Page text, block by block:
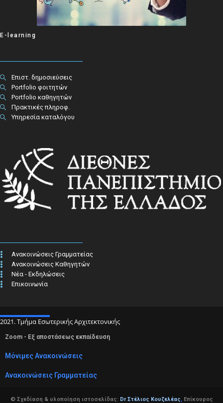
E-learning
Επιστ. δημοσιεύσεις
Portfolio φοιτητών
Portfolio καθηγητών
Πρακτικές πληροφ.​
Υπηρεσία καταλόγου
Ανακοινώσεις Γραμματείας
Ανακοινώσεις Καθηγητών
Νέα - Εκδηλώσεις
Επικοινωνία
2021. Τμήμα Εσωτερικής Αρχιτεκτονικής
Zoom - Εξ αποστάσεως εκπαίδευση
Μόνιμες Ανακοινώσεις
Ανακοινώσεις Γραμματείας
© Σχεδίαση & υλοποίηση ιστοσελίδας: Dr Στέλιος Κουζελέας,Επίκουρος